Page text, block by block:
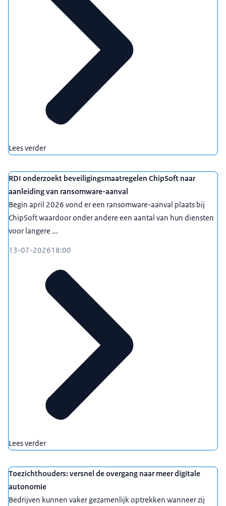
Lees verder
RDI onderzoekt beveiligingsmaatregelen ChipSoft naar
aanleiding van ransomware-aanval
Begin april 2026 vond er een ransomware-aanval plaats bij
ChipSoft waardoor onder andere een aantal van hun diensten
voor langere ...
13-07-202618:00
Lees verder
Toezichthouders: versnel de overgang naar meer digitale
autonomie
Bedrijven kunnen vaker gezamenlijk optrekken wanneer zij